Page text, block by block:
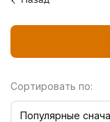
Сортировать по:
Популярные